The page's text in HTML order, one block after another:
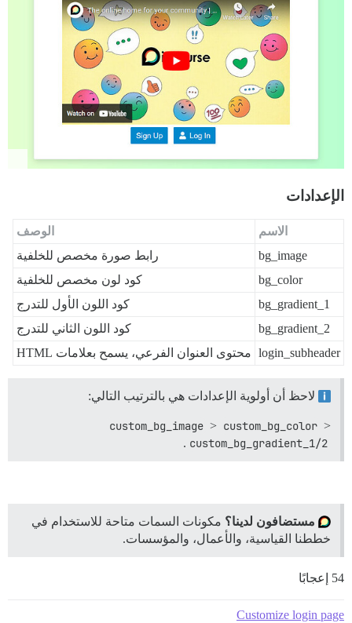
الإعدادات
الاسم
الوصف
bg_image
رابط صورة مخصص للخلفية
bg_color
كود لون مخصص للخلفية
bg_gradient_1
كود اللون الأول للتدرج
bg_gradient_2
كود اللون الثاني للتدرج
login_subheader محتوى العنوان الفرعي، يسمح بعلامات HTML
لاحظ أن أولوية الإعدادات هي بالترتيب التالي:
custom_bg_image > custom_bg_color >
custom_bg_gradient_1/2
.
مستضافون لدينا؟ مكونات السمات متاحة للاستخدام في
خططنا القياسية، والأعمال، والمؤسسات.
54 إعجابًا
Customize login page